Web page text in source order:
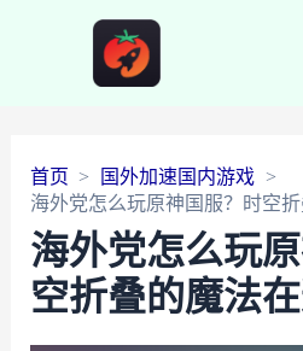
首页
国外加速国内游戏
海外党怎么玩原神国服？时空
海外党怎么玩
空折叠的魔法